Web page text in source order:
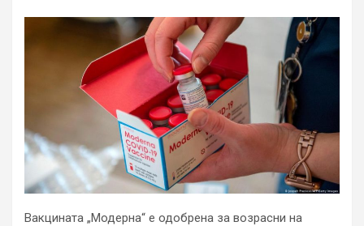
Вакцината „Модерна“ е одобрена за возрасни на